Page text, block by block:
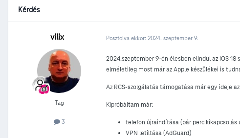
Kérdés
vilix
Tag
3
Posztolva ekkor: 2024. szeptember 9.
2024.szeptember 9-én élesben elindul az iOS
elméletileg most már az Apple készülékei is
Az RCS-szolgálatás támogatása már egy ideje
Kipróbáltam már:
telefon újraindítása (pár perc kikapcsolás
VPN letiltása (AdGuard)